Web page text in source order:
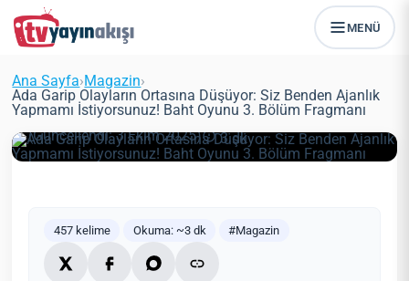
MENÜ
Ana Sayfa›Magazin›
Ada Garip Olayların Ortasına Düşüyor: Siz Benden Ajanlık
Yapmamı İstiyorsunuz! Baht Oyunu 3. Bölüm Fragmanı
Ada Garip Olayların Ortasına
Düşüyor: Siz Benden Ajanlık
3. Bölüm Fragmanı
Zeynep Öztürk Magazin
23 Haziran 2021
(Güncellendi: 3 Ekim 2025)
3 dk
457 kelime Okuma: ~3 dk #Magazin